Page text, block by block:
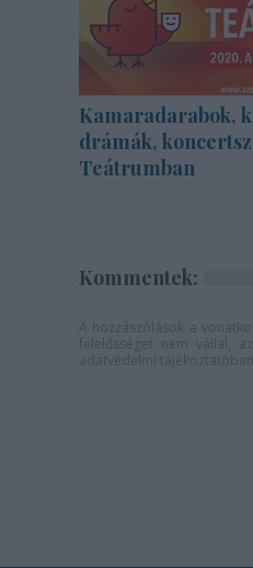
Kamaradarabok,
drámák,
Teátrumban
Kommentek: